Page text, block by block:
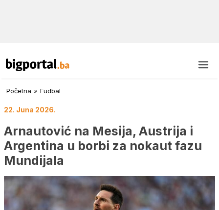
Početna » Fudbal
22. Juna 2026.
Arnautović na Mesija, Austrija i
Argentina u borbi za nokaut fazu
Mundijala